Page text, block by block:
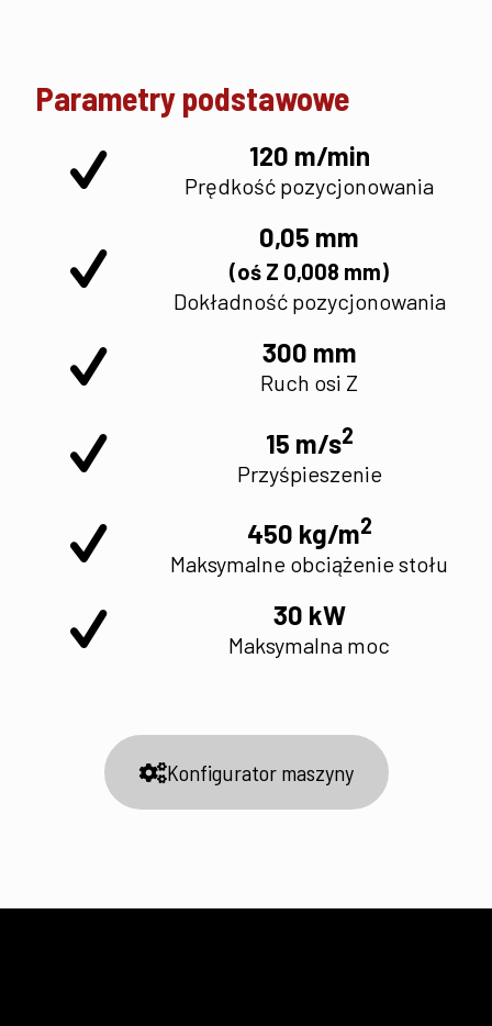
Parametry podstawowe
120 m/min
Prędkość pozycjonowania
0,05 mm
(oś Z 0,008 mm)
Dokładność pozycjonowania
300 mm
Ruch osi Z
15 m/s2
Przyśpieszenie
450 kg/m2
Maksymalne obciążenie stołu
30 kW
Maksymalna moc
Konfigurator maszyny